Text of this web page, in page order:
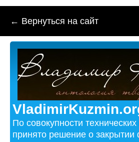
← Вернуться на сайт
По совокупности
принято решение о закрытии